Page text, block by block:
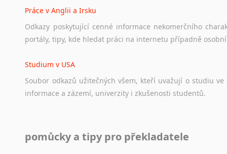
Práce v Anglii a Irsku
Odkazy poskytující cenné informace nekomerčního
portály, tipy, kde hledat práci na internetu případně osobní
Studium v USA
Soubor odkazů užitečných všem, kteří uvažují o studiu ve
informace a zázemí, univerzity i zkušenosti studentů.
Odkazy poskytující cenné informace nekomerčního
pomůcky a tipy pro překladatele